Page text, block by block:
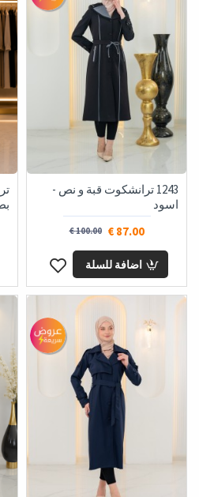
1243 ترانشكوت قبة و نص -
اسود
87.00 €
100.00 €
اضافة للسلة